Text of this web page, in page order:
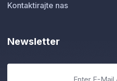
Kontaktirajte nas
Newsletter